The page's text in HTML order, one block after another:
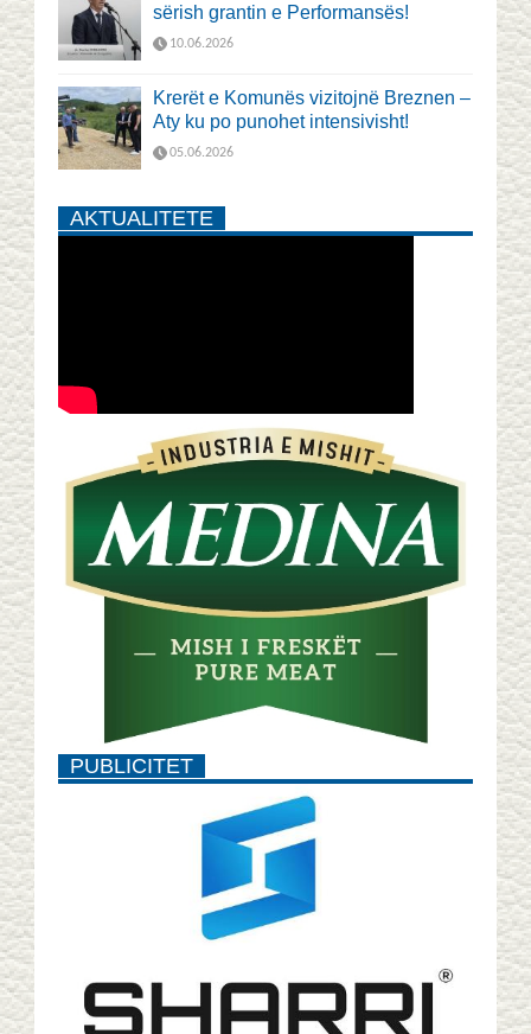
sërish grantin e Performansës!
10.06.2026
Krerët e Komunës vizitojnë Breznen –
Aty ku po punohet intensivisht!
05.06.2026
AKTUALITETE
PUBLICITET